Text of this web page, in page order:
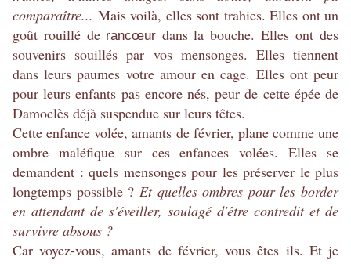
comparaître... Mais voilà, elles sont trahies. Elles ont un
goût rouillé de rancœurdans la bouche. Elles ont des
souvenirs souillés par vos mensonges. Elles tiennent
dans leurs paumes votre amour en cage. Elles ont peur
pour leurs enfants pas encore nés, peur de cette épée de
Damoclès déjà suspendue sur leurs têtes.
Cette enfance volée, amants de février, plane comme une
ombre maléfique sur ces enfances volées. Elles se
demandent : quels mensonges pour les préserver le plus
longtemps possible ? Et quelles ombres pour les border
en attendant de s'éveiller, soulagé d'être contredit et de
survivre absous ?
Car voyez-vous, amants de février, vous êtes ils. Et je